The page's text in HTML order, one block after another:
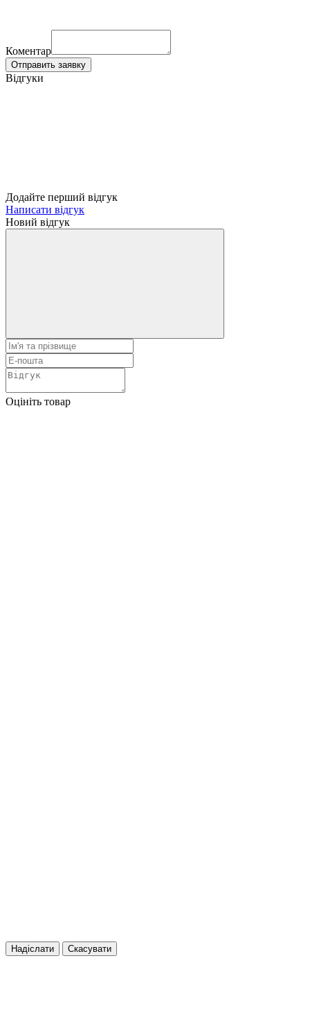
Коментар
Отправить заявку
Відгуки
Додайте перший відгук
Написати відгук
Новий відгук
Оцініть товар
Надіслати Скасувати